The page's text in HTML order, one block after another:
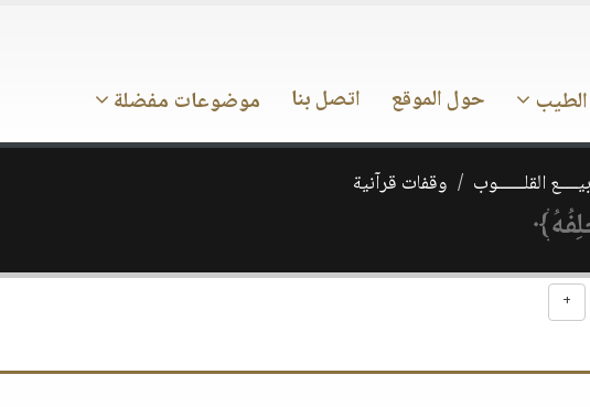
حول الموقع اتصل بنا موضوعات مفضلة
القلــــــوب وقفات قرآنية
+